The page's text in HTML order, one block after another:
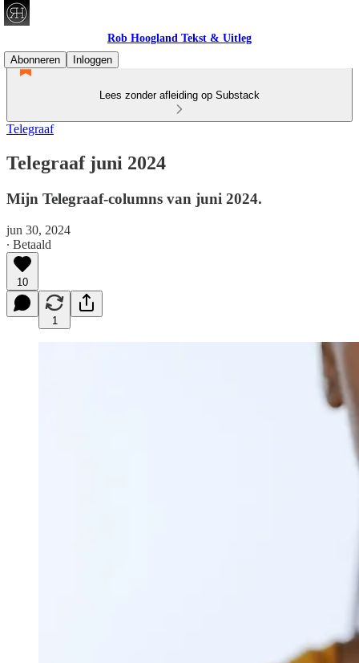
Rob Hoogland Tekst & Uitleg
Abonneren
Inloggen
Lees zonder afleiding op Substack
Telegraaf
Telegraaf juni 2024
Mijn Telegraaf-columns van juni 2024.
jun 30, 2024
∙ Betaald
10
1